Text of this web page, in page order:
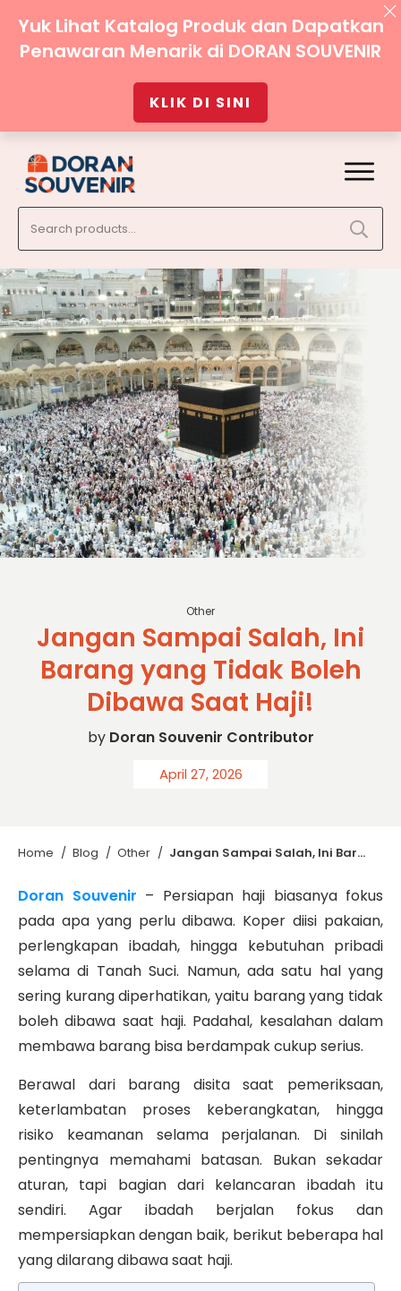
for:
Other
Jangan Sampai Salah, Ini
Barang yang Tidak Boleh
Dibawa Saat Haji!
by Doran Souvenir Contributor
April 27, 2026
Home / Blog / Other / Jangan Sampai Salah, Ini Barang yang Tidak Boleh Dibawa Saat Haji!
Doran Souvenir – Persiapan haji biasanya fokus
pada apa yang perlu dibawa. Koper diisi pakaian,
perlengkapan ibadah, hingga kebutuhan pribadi
selama di Tanah Suci. Namun, ada satu hal yang
sering kurang diperhatikan, yaitu barang yang tidak
boleh dibawa saat haji. Padahal, kesalahan dalam
membawa barang bisa berdampak cukup serius.
Berawal dari barang disita saat pemeriksaan,
keterlambatan proses keberangkatan, hingga
risiko keamanan selama perjalanan. Di sinilah
pentingnya memahami batasan. Bukan sekadar
aturan, tapi bagian dari kelancaran ibadah itu
sendiri. Agar ibadah berjalan fokus dan
mempersiapkan dengan baik, berikut beberapa hal
yang dilarang dibawa saat haji.
Yuk Lihat Katalog Produk dan Dapatkan
Penawaran Menarik di DORAN SOUVENIR
KLIK DI SINI